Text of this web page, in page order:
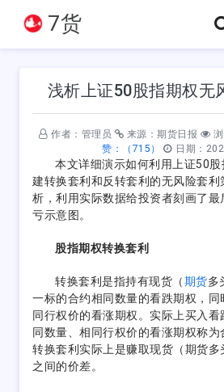
7货
浅析上证50股指期权无
作者：管理员 来源：期货日报
赞：（715）
日期：
本文详细演示如何利用上证50股
建转换套利和反转套利的无风险套
析，利用实际数据给投资者刻画了最
亏示意图。
股指期权转换套利
转换套利是指持有现货（期货多
一标的合约相同数量的看跌期权，同
同行权价的看涨期权。实际上买入看
同数量、相同行权价的看涨期权称为
转换套利实际上是赚取现货（期货
之间的价差。